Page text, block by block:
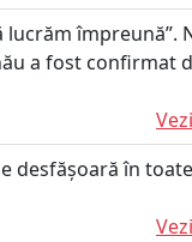
lucrăm împreună”.
a fost confirmat
desfășoară în toate